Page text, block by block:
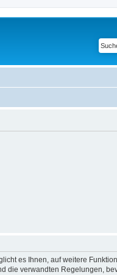
es Ihnen, auf weitere
die verwandten Regelungen,